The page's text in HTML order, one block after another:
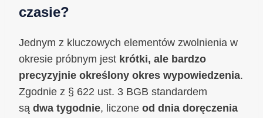
czasie?
Jednym z kluczowych elementów zwolnienia w
okresie próbnym jest krótki, ale bardzo
precyzyjnie określony okres wypowiedzenia.
Zgodnie z § 622 ust. 3 BGB standardem
są dwa tygodnie, liczone od dnia doręczenia